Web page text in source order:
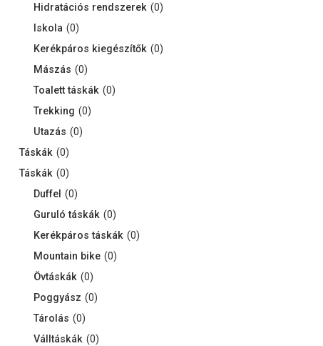
Hidratációs rendszerek (0)
Iskola (0)
Kerékpáros kiegészítők (0)
Mászás (0)
Toalett táskák (0)
Trekking (0)
Utazás (0)
Táskák (0)
Táskák (0)
Duffel (0)
Guruló táskák (0)
Kerékpáros táskák (0)
Mountain bike (0)
Övtáskák (0)
Poggyász (0)
Tárolás (0)
Válltáskák (0)